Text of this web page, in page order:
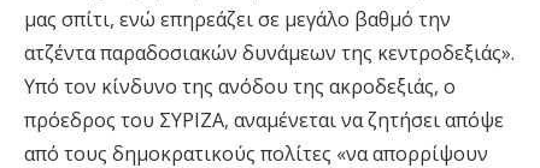
μας σπίτι, ενώ επηρεάζει σε μεγάλο βαθμό την
ατζέντα παραδοσιακών δυνάμεων της κεντροδεξιάς».
Υπό τον κίνδυνο της ανόδου της ακροδεξιάς, ο
πρόεδρος του ΣΥΡΙΖΑ, αναμένεται να ζητήσει απόψε
από τους δημοκρατικούς πολίτες «να απορρίψουν